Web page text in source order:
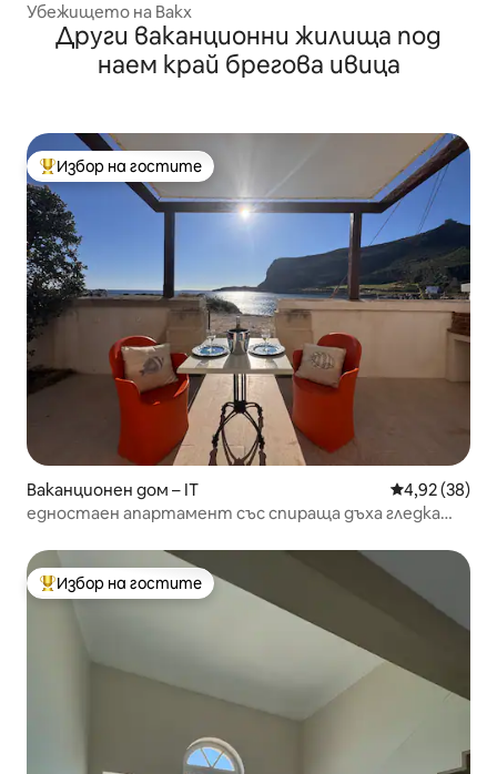
Убежището на Вакх
Други ваканционни жилища под
наем край брегова ивица
Най-популярен избор на гостите
Избор на гостите
Ваканционен дом – IT Средна
4,92 (38)
едностаен апартамент със спираща дъха гледка
Най-популярен избор на гостите
Избор на гостите